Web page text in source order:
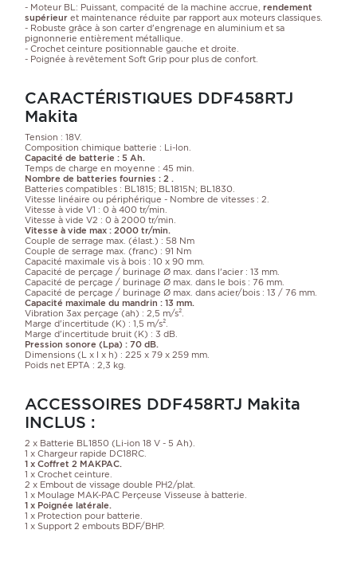
- Moteur BL: Puissant, compacité de la machine accrue, rendement
supérieur et maintenance réduite par rapport aux moteurs classiques.
- Robuste grâce à son carter d'engrenage en aluminium et sa
pignonnerie entièrement métallique.
- Crochet ceinture positionnable gauche et droite.
- Poignée à revêtement Soft Grip pour plus de confort.
CARACTÉRISTIQUES DDF458RTJ
Makita
Tension : 18V.
Composition chimique batterie : Li-Ion.
Capacité de batterie : 5 Ah.
Temps de charge en moyenne : 45 min.
Nombre de batteries fournies : 2 .
Batteries compatibles : BL1815; BL1815N; BL1830.
Vitesse linéaire ou périphérique - Nombre de vitesses : 2.
Vitesse à vide V1 : 0 à 400 tr/min.
Vitesse à vide V2 : 0 à 2000 tr/min.
Vitesse à vide max : 2000 tr/min.
Couple de serrage max. (élast.) : 58 Nm
Couple de serrage max. (franc) : 91 Nm
Capacité maximale vis à bois : 10 x 90 mm.
Capacité de perçage / burinage Ø max. dans l'acier : 13 mm.
Capacité de perçage / burinage Ø max. dans le bois : 76 mm.
Capacité de perçage / burinage Ø max. dans acier/bois : 13 / 76 mm.
Capacité maximale du mandrin : 13 mm.
Vibration 3ax perçage (ah) : 2,5 m/s².
Marge d'incertitude (K) : 1,5 m/s².
Marge d'incertitude bruit (K) : 3 dB.
Pression sonore (Lpa) : 70 dB.
Dimensions (L x l x h) : 225 x 79 x 259 mm.
Poids net EPTA : 2,3 kg.
ACCESSOIRES DDF458RTJ Makita
INCLUS :
2 x Batterie BL1850 (Li-ion 18 V - 5 Ah).
1 x Chargeur rapide DC18RC.
1 x Coffret 2 MAKPAC.
1 x Crochet ceinture.
2 x Embout de vissage double PH2/plat.
1 x Moulage MAK-PAC Perçeuse Visseuse à batterie.
1 x Poignée latérale.
1 x Protection pour batterie.
1 x Support 2 embouts BDF/BHP.